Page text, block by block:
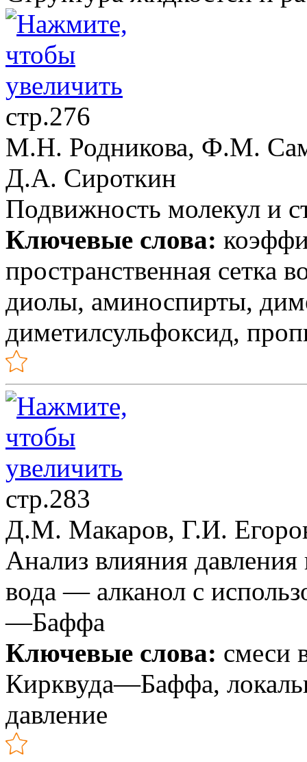
стр.276
М.Н. Родникова, Ф.М.
Д.А. Сироткин
Подвижность молекул и
Ключевые слова:
пространственная сетка
диолы, аминоспирты,
диметилсульфоксид,
стр.283
Д.М. Макаров, Г.И.
Анализ влияния
вода — алканол с
—Баффа
Ключевые слова: смеси
Кирквуда—Баффа,
давление